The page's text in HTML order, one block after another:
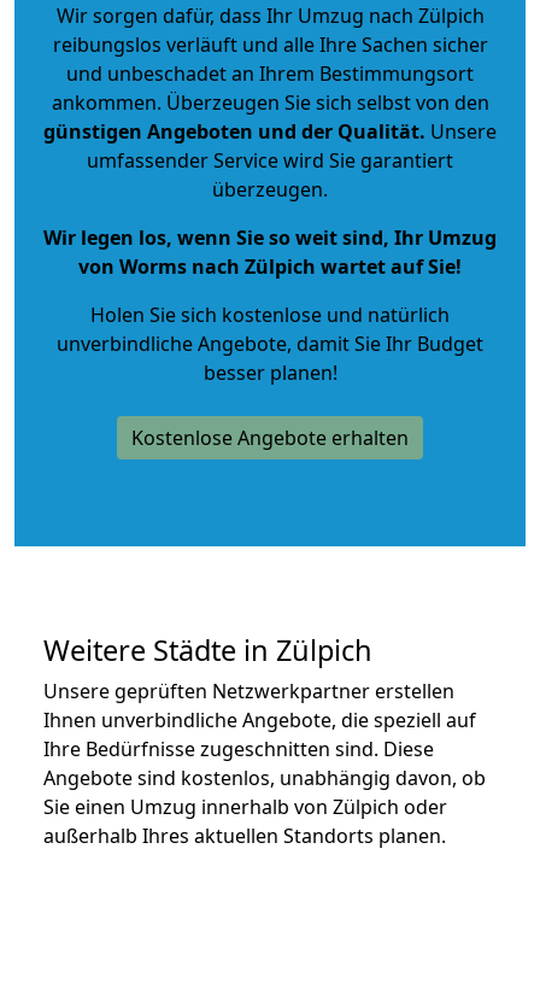
Wir sorgen dafür, dass Ihr Umzug nach Zülpich
reibungslos verläuft und alle Ihre Sachen sicher
und unbeschadet an Ihrem Bestimmungsort
ankommen. Überzeugen Sie sich selbst von den
günstigen Angeboten und der Qualität. Unsere
umfassender Service wird Sie garantiert
überzeugen.
Wir legen los, wenn Sie so weit sind, Ihr Umzug
von Worms nach Zülpich wartet auf Sie!
Holen Sie sich kostenlose und natürlich
unverbindliche Angebote, damit Sie Ihr Budget
besser planen!
Kostenlose Angebote erhalten
Weitere Städte in Zülpich
Unsere geprüften Netzwerkpartner erstellen
Ihnen unverbindliche Angebote, die speziell auf
Ihre Bedürfnisse zugeschnitten sind. Diese
Angebote sind kostenlos, unabhängig davon, ob
Sie einen Umzug innerhalb von Zülpich oder
außerhalb Ihres aktuellen Standorts planen.